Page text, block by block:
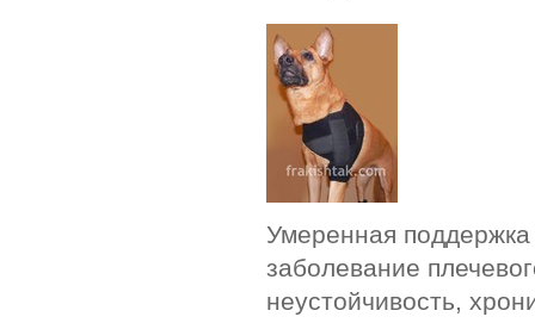
Умеренная
заболевание
неустойчивость,